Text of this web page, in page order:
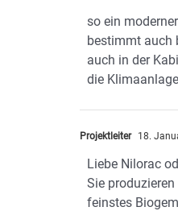
so ein
bestimmt auch
auch in der
die
Projektleiter 18.
Liebe Nilorac
Sie
feinstes